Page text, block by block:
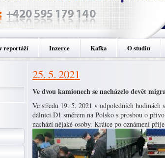
reportáží Inzerce Kafka O studiu
25. 5. 2021
Ve dvou kamionech se nacházelo devět
Ve středu 19. 5. 2021 v odpoledních hodinách
dálnici D1 směrem na Polsko s prosbou o
nachází nějaké osoby. Krátce po oznámení